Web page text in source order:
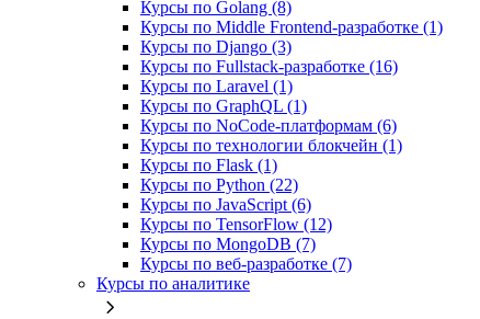
Курсы по Golang (8)
Курсы по Middle Frontend-разработке (1)
Курсы по Django (3)
Курсы по Fullstack‑разработке (16)
Курсы по Laravel (1)
Курсы по GraphQL (1)
Курсы по NoCode‑платформам (6)
Курсы по технологии блокчейн (1)
Курсы по Flask (1)
Курсы по Python (22)
Курсы по JavaScript (6)
Курсы по TensorFlow (12)
Курсы по MongoDB (7)
Курсы по веб‑разработке (7)
Курсы по аналитике